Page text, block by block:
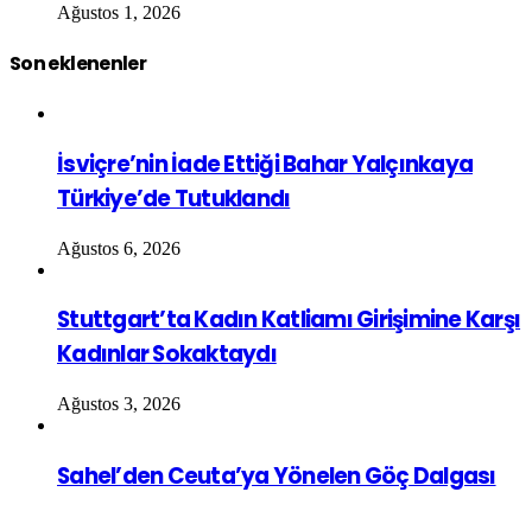
Ağustos 1, 2026
Son eklenenler
İsviçre’nin İade Ettiği Bahar Yalçınkaya
Türkiye’de Tutuklandı
Ağustos 6, 2026
Stuttgart’ta Kadın Katliamı Girişimine Karşı
Kadınlar Sokaktaydı
Ağustos 3, 2026
Sahel’den Ceuta’ya Yönelen Göç Dalgası